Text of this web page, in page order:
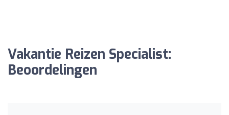
Vakantie Reizen Specialist:
Beoordelingen